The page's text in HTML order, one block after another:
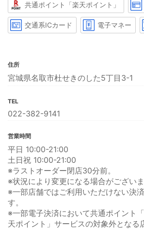
共通ポイント「楽天ポイント」
交通系ICカード 電子マネー
住所
宮城県名取市杜せきのした5丁目3-1
TEL
022-382-9141
営業時間
平日 10:00-21:00
土日祝 10:00-21:00
※ラストオーダー閉店30分前。
※状況により変更になる場合がございま
※一部店舗ではご利用いただけない決
す。
※一部電子決済において共通ポイント
天ポイント」サービスの対象外となる